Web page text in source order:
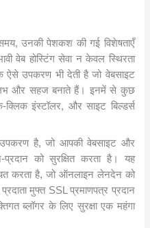
उनकी पेशकश की गई विशेषताएँ
वेब होस्टिंग सेवा न केवल स्थिरता
ऐसे उपकरण भी देती है जो वेबसाइट
और सहज बनाते हैं। इनमें से कुछ
इंस्टॉलर, और साइट बिल्डर्स
उपकरण है, जो आपकी वेबसाइट और
को सुरक्षित करता है। यह
करता है, जो ऑनलाइन लेनदेन को
मुफ्त SSL प्रमाणपत्र प्रदान
ब्लॉगर के लिए सुरक्षा एक महंगा